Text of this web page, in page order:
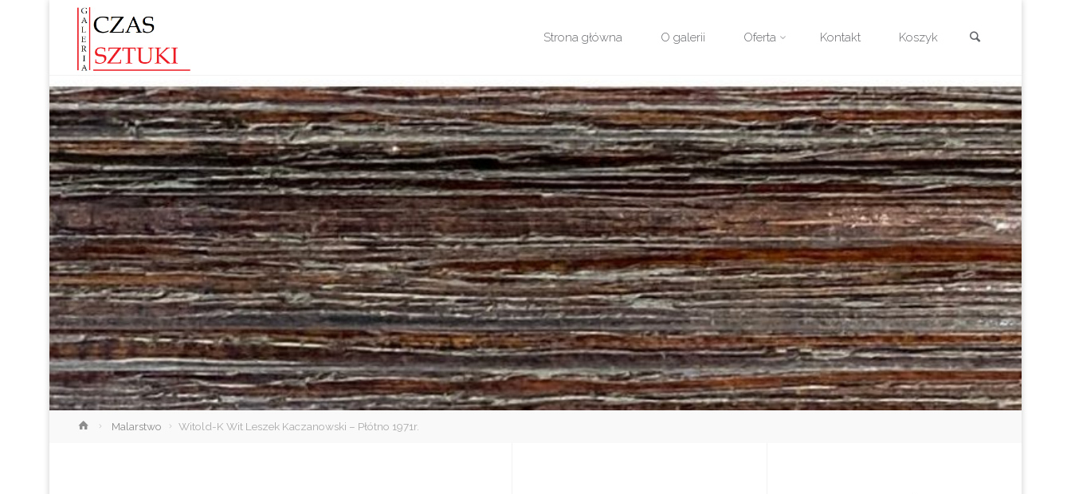
treści
Strona główna O galerii Oferta Kontakt Koszyk
StronaMalarstwo Witold-K Wit Leszek Kaczanowski – Płótno 1971r.